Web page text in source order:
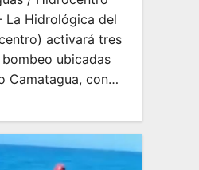
Hidrológica del
activará tres
ubicadas
Camatagua, con…